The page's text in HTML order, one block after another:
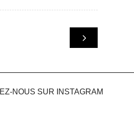
NOUS SUR INSTAGRAM